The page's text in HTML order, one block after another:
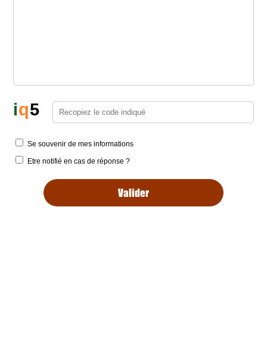
iq5
Se souvenir de mes informations
Etre notifié en cas de réponse ?